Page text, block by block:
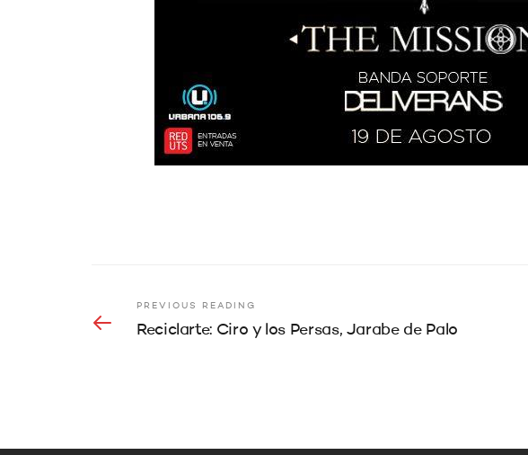
PREVIOUS READING
Reciclarte: Ciro y los Persas, Jarabe de Palo